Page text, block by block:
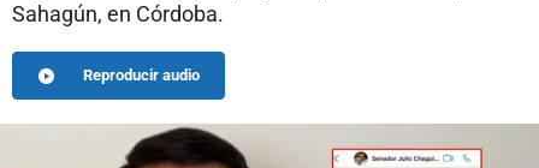
Sahagún, en Córdoba.
Reproducir audio